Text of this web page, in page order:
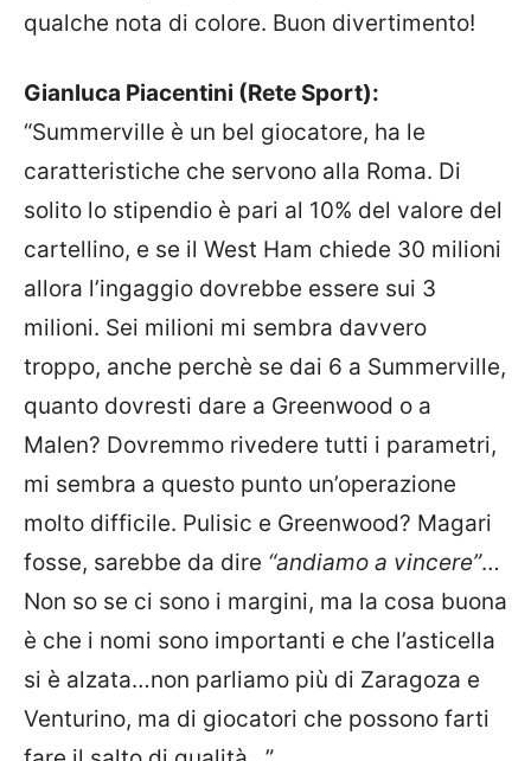
qualche nota di colore. Buon divertimento!
Gianluca Piacentini (Rete Sport):
“Summerville è un bel giocatore, ha le
caratteristiche che servono alla Roma. Di
solito lo stipendio è pari al 10% del valore del
cartellino, e se il West Ham chiede 30 milioni
allora l’ingaggio dovrebbe essere sui 3
milioni. Sei milioni mi sembra davvero
troppo, anche perchè se dai 6 a Summerville,
quanto dovresti dare a Greenwood o a
Malen? Dovremmo rivedere tutti i parametri,
mi sembra a questo punto un’operazione
molto difficile. Pulisic e Greenwood? Magari
fosse, sarebbe da dire “andiamo a vincere”…
Non so se ci sono i margini, ma la cosa buona
è che i nomi sono importanti e che l’asticella
si è alzata…non parliamo più di Zaragoza e
Venturino, ma di giocatori che possono farti